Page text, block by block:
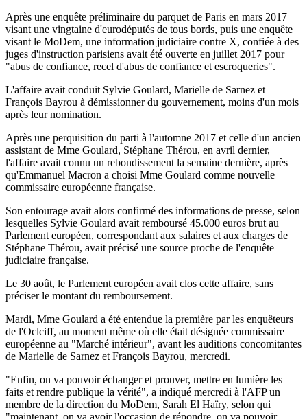
Après une enquête préliminaire du parquet de Paris en mars 2017
visant une vingtaine d'eurodéputés de tous bords, puis une enquête
visant le MoDem, une information judiciaire contre X, confiée à des
juges d'instruction parisiens avait été ouverte en juillet 2017 pour
"abus de confiance, recel d'abus de confiance et escroqueries".
L'affaire avait conduit Sylvie Goulard, Marielle de Sarnez et
François Bayrou à démissionner du gouvernement, moins d'un mois
après leur nomination.
Après une perquisition du parti à l'automne 2017 et celle d'un ancien
assistant de Mme Goulard, Stéphane Thérou, en avril dernier,
l'affaire avait connu un rebondissement la semaine dernière, après
qu'Emmanuel Macron a choisi Mme Goulard comme nouvelle
commissaire européenne française.
Son entourage avait alors confirmé des informations de presse, selon
lesquelles Sylvie Goulard avait remboursé 45.000 euros brut au
Parlement européen, correspondant aux salaires et aux charges de
Stéphane Thérou, avait précisé une source proche de l'enquête
judiciaire française.
Le 30 août, le Parlement européen avait clos cette affaire, sans
préciser le montant du remboursement.
Mardi, Mme Goulard a été entendue la première par les enquêteurs
de l'Oclciff, au moment même où elle était désignée commissaire
européenne au "Marché intérieur", avant les auditions concomitantes
de Marielle de Sarnez et François Bayrou, mercredi.
"Enfin, on va pouvoir échanger et prouver, mettre en lumière les
faits et rendre publique la vérité", a indiqué mercredi à l'AFP un
membre de la direction du MoDem, Sarah El Haïry, selon qui
"maintenant, on va avoir l'occasion de répondre, on va pouvoir